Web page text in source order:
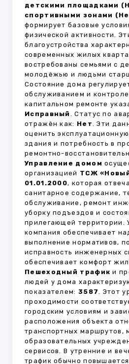
детскими площадками
спортивными зонами
формирует базовые
физической активности.
благоустройства
современных жилых
востребованы семьями с
молодёжью и людьми
Состояние дома
обслуживанием и
капитальном ремонте
Исправный . Статус по
отражён как: Нет. Эти
оценить эксплуатационную
здания и потребность в
ремонтно-
Управление домом
организацией ТСЖ
01.01.2000, которая
санитарное содержание,
обслуживание, ремонт
уборку подъездов и
прилегающей территории.
компания обеспечивает
выполнение нормативов,
исправность инженерных
обеспечивает комфорт
Пешеходный трафик и
людей у дома
показателем: 3587. Этот
проходимости
городским условиям и
расположения объекта
транспортных маршрутов,
образовательных
сервисов. В утренние и
трафик обычно повышается